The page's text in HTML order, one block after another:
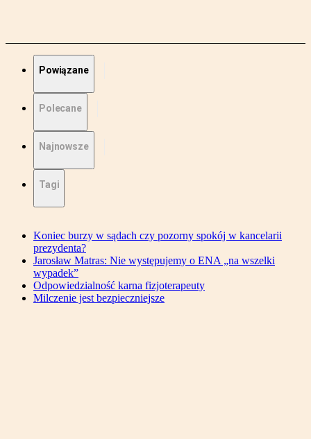
Powiązane
Polecane
Najnowsze
Tagi
Koniec burzy w sądach czy pozorny spokój w kancelarii
prezydenta?
Jarosław Matras: Nie występujemy o ENA „na wszelki
wypadek”
Odpowiedzialność karna fizjoterapeuty
Milczenie jest bezpieczniejsze